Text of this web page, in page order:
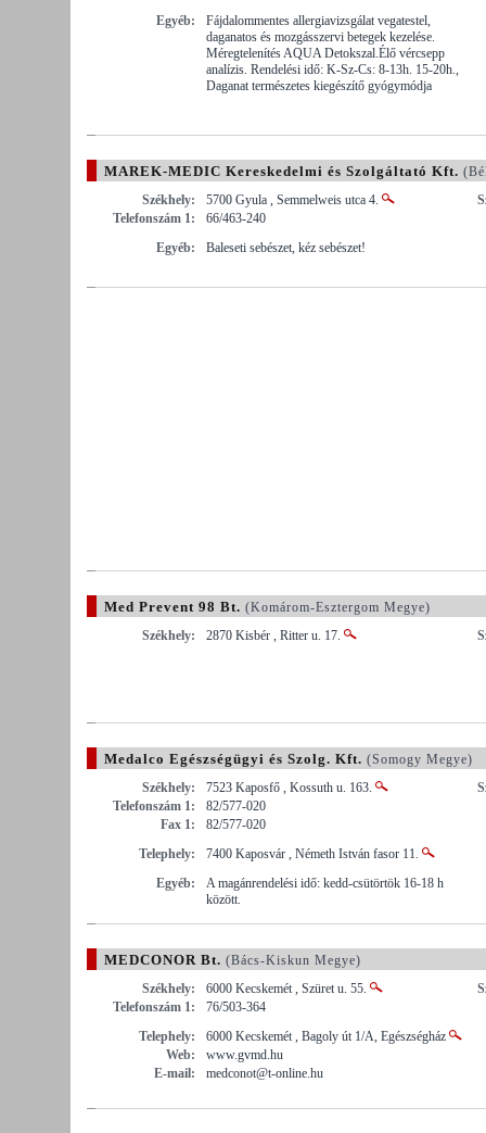
Egyéb:
Fájdalommentes allergiavizsgálat vegatestel,
daganatos és mozgásszervi betegek kezelése.
Méregtelenítés AQUA Detokszal.Élő vércsepp
analízis. Rendelési idő: K-Sz-Cs: 8-13h. 15-20h.,
Daganat természetes kiegészítő gyógymódja
MAREK-MEDIC Kereskedelmi és Szolgáltató Kft.
Székhely:
5700 Gyula , Semmelweis utca 4.
Telefonszám 1:
66/463-240
Egyéb:
Baleseti sebészet, kéz sebészet!
Med Prevent 98 Bt. (Komárom-Esztergom Megye)
Székhely:
2870 Kisbér , Ritter u. 17.
Medalco Egészségügyi és Szolg. Kft. (Somogy Megye)
Székhely:
7523 Kaposfő , Kossuth u. 163.
Telefonszám 1:
82/577-020
Fax 1:
82/577-020
Telephely:
7400 Kaposvár , Németh István fasor 11.
Egyéb:
A magánrendelési idő: kedd-csütörtök 16-18 h
között.
MEDCONOR Bt. (Bács-Kiskun Megye)
Székhely:
6000 Kecskemét , Szüret u. 55.
Telefonszám 1:
76/503-364
Telephely:
6000 Kecskemét , Bagoly út 1/A, Egészségház
Web:
www.gvmd.hu
E-mail:
medconot@t-online.hu